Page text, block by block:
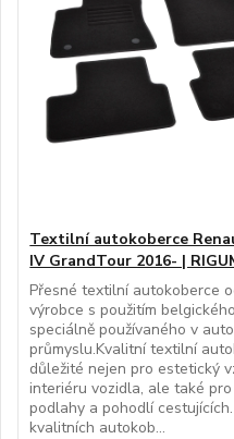
Textilní autokoberce
IV GrandTour 2016- |
Přesné textilní autokoberce
výrobce s použitím
speciálně používaného v
průmyslu.Kvalitní textilní
důležité nejen pro estetický
interiéru vozidla, ale také
podlahy a pohodlí
kvalitních autokob...